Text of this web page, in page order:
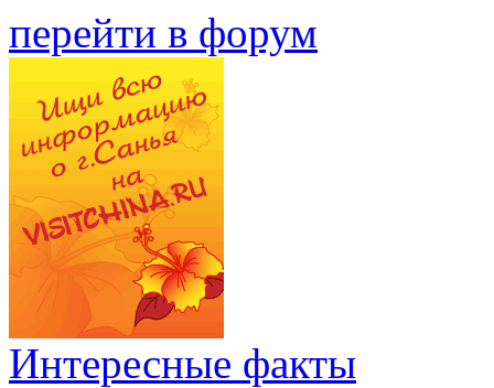
перейти в форум
Интересные факты